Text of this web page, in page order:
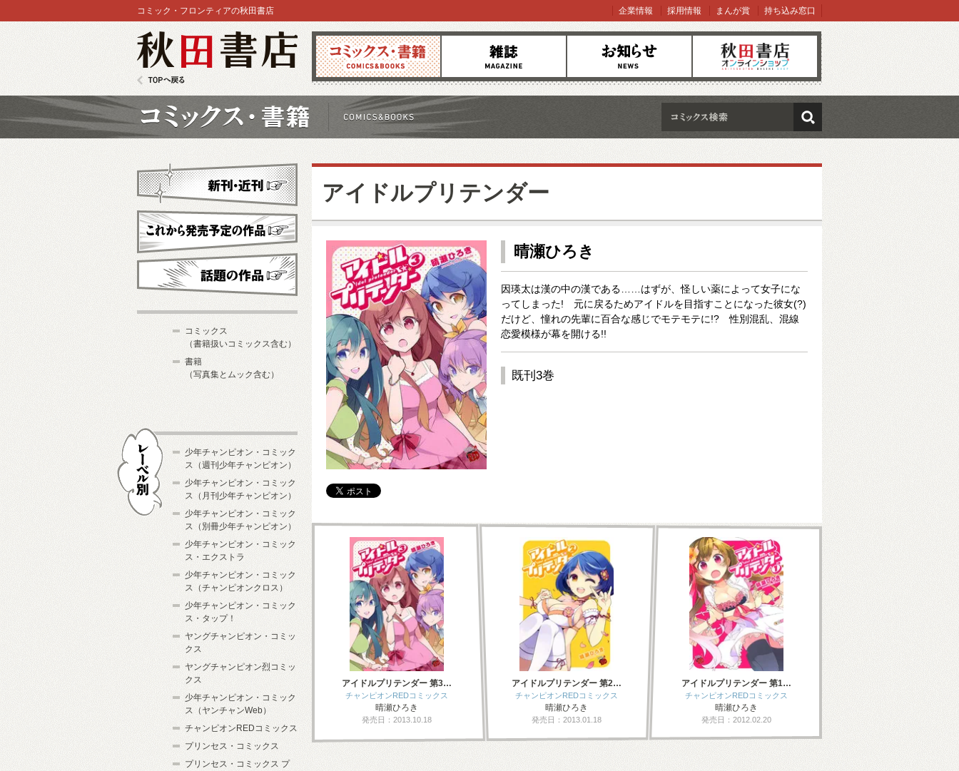
コミックス 雑誌 お知らせ オンラインショップ
コミック・フロンティアの秋田書店 企業情報 採用情報 まんが賞 持ち込み窓口
検索
アイドルプリテンダー
晴瀬ひろき
因瑛太は漢の中の漢である……はずが、怪しい薬によって女子にな
ってしまった! 元に戻るためアイドルを目指すことになった彼女(?)
だけど、憧れの先輩に百合な感じでモテモテに!? 性別混乱、混線
恋愛模様が幕を開ける!!
既刊3巻
アイドルプリテンダー 第3…
チャンピオンREDコミックス
晴瀬ひろき
発売日：2013.10.18
アイドルプリテンダー 第2…
チャンピオンREDコミックス
晴瀬ひろき
発売日：2013.01.18
アイドルプリテンダー 第1…
チャンピオンREDコミックス
晴瀬ひろき
発売日：2012.02.20
新刊・近刊
これから発売予定
コミックス
（書籍扱いコミックス含む）
書籍
（写真集とムック含む）
少年チャンピオン・コミック
ス（週刊少年チャンピオン）
少年チャンピオン・コミック
ス（月刊少年チャンピオン）
少年チャンピオン・コミック
ス（別冊少年チャンピオン）
少年チャンピオン・コミック
ス・エクストラ
少年チャンピオン・コミック
ス（チャンピオンクロス）
少年チャンピオン・コミック
ス・タップ！
ヤングチャンピオン・コミッ
クス
ヤングチャンピオン烈コミッ
クス
少年チャンピオン・コミック
ス（ヤンチャンWeb）
チャンピオンREDコミックス
プリンセス・コミックス
プリンセス・コミックス プ